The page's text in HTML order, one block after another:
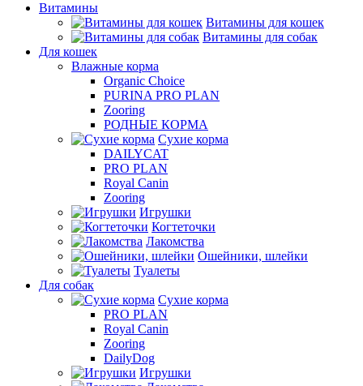
Витамины
Витамины для кошек
Витамины для собак
Для кошек
Влажные корма
Organic Choice
PURINA PRO PLAN
Zooring
РОДНЫЕ КОРМА
Сухие корма
DAILYCAT
PRO PLAN
Royal Canin
Zooring
Игрушки
Когтеточки
Лакомства
Ошейники, шлейки
Туалеты
Для собак
Сухие корма
PRO PLAN
Royal Canin
Zooring
DailyDog
Игрушки